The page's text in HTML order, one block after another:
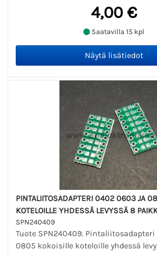
4,00 €
Saatavilla 15 kpl
PINTALIITOSADAPTERI 0402 0603 JA
KOTELOILLE YHDESSÄ LEVYSSÄ 8
SPN240409
Tuote SPN240409.
0805 kokoisille koteloille yhdessä